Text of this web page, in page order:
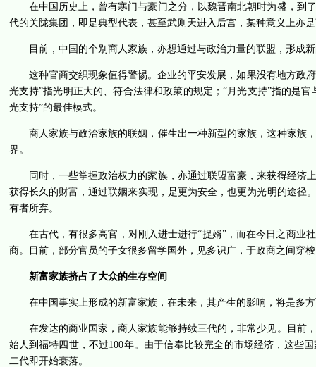
在中国历史上，曾有寒门与豪门之分，以魏晋南北朝时为盛，到
代的关陇集团，即是典型代表，甚至武则天进入后宫，某种意义上亦
目前，中国的个别商人家族，亦想通过与政治力量的联盟，形成
这种官商交织现象值得警惕。企业的平安发展，如果没有地方政
光支持”指光明正大的、符合法律和政策的规定；“月光支持”指的是
光支持”的最佳模式。
商人家族与政治家族的联姻，催生出一种新型的家族，这种家族
界。
同时，一些掌握政治权力的家族，亦通过联盟富豪，来获得经
获得长久的财富，通过联姻来实现，是更为安全，也更为光明的途径
有者所弃。
在古代，有很多高官，对刚入进士进行“捉婿”，而在今日之商业
商。目前，部分官员的子女很多留学国外，见多识广，于政商之间穿
新富家族挤占了大众的生存空间
在中国事实上形成的新富家族，在未来，其产生的影响，将是多
在发达的商业国家，商人家族能够持续三代的，非常少见。目前
始人到福特四世，不过100年。由于信奉比较完全的市场经济，这些
二代即开始衰落。